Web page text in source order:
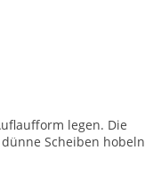
legen. Die
Scheiben hobeln